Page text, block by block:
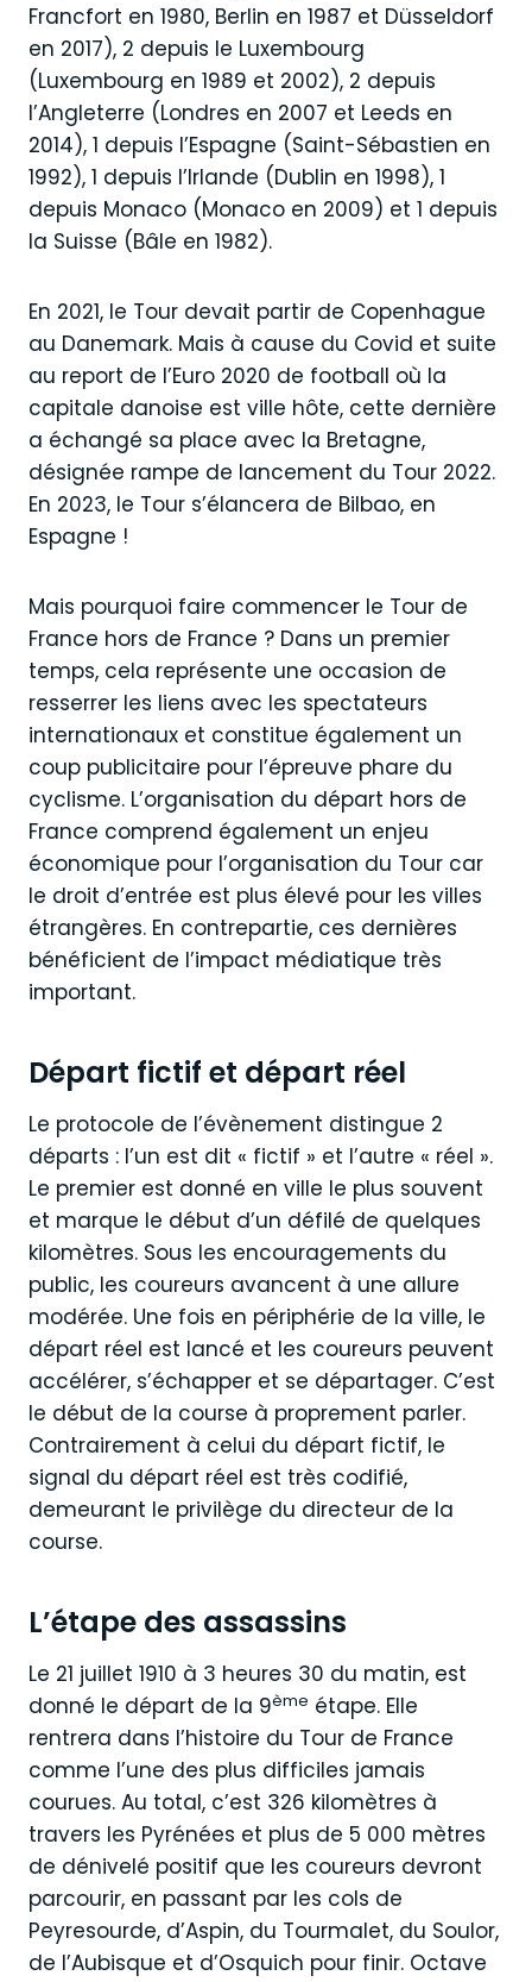
Francfort en 1980, Berlin en 1987 et Düsseldorf
en 2017), 2 depuis le Luxembourg
(Luxembourg en 1989 et 2002), 2 depuis
l’Angleterre (Londres en 2007 et Leeds en
2014), 1 depuis l’Espagne (Saint-Sébastien en
1992), 1 depuis l’Irlande (Dublin en 1998), 1
depuis Monaco (Monaco en 2009) et 1 depuis
la Suisse (Bâle en 1982).
En 2021, le Tour devait partir de Copenhague
au Danemark. Mais à cause du Covid et suite
au report de l’Euro 2020 de football où la
capitale danoise est ville hôte, cette dernière
a échangé sa place avec la Bretagne,
désignée rampe de lancement du Tour 2022.
En 2023, le Tour s’élancera de Bilbao, en
Espagne !
Mais pourquoi faire commencer le Tour de
France hors de France ? Dans un premier
temps, cela représente une occasion de
resserrer les liens avec les spectateurs
internationaux et constitue également un
coup publicitaire pour l’épreuve phare du
cyclisme. L’organisation du départ hors de
France comprend également un enjeu
économique pour l’organisation du Tour car
le droit d’entrée est plus élevé pour les villes
étrangères. En contrepartie, ces dernières
bénéficient de l’impact médiatique très
important.
Départ fictif et départ réel
Le protocole de l’évènement distingue 2
départs : l’un est dit « fictif » et l’autre « réel ».
Le premier est donné en ville le plus souvent
et marque le début d’un défilé de quelques
kilomètres. Sous les encouragements du
public, les coureurs avancent à une allure
modérée. Une fois en périphérie de la ville, le
départ réel est lancé et les coureurs peuvent
accélérer, s’échapper et se départager. C’est
le début de la course à proprement parler.
Contrairement à celui du départ fictif, le
signal du départ réel est très codifié,
demeurant le privilège du directeur de la
course.
L’étape des assassins
Le 21 juillet 1910 à 3 heures 30 du matin, est
donné le départ de la 9ème étape. Elle
rentrera dans l’histoire du Tour de France
comme l’une des plus difficiles jamais
courues. Au total, c’est 326 kilomètres à
travers les Pyrénées et plus de 5 000 mètres
de dénivelé positif que les coureurs devront
parcourir, en passant par les cols de
Peyresourde, d’Aspin, du Tourmalet, du Soulor,
de l’Aubisque et d’Osquich pour finir. Octave